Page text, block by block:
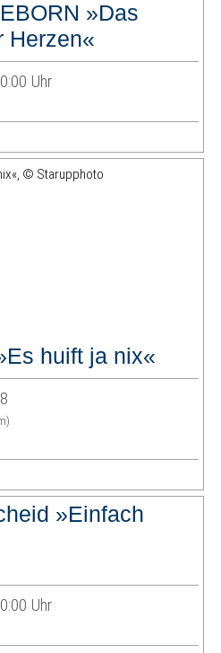
»Das
Herzen«
Uhr
huift ja nix«
»Einfach
Uhr